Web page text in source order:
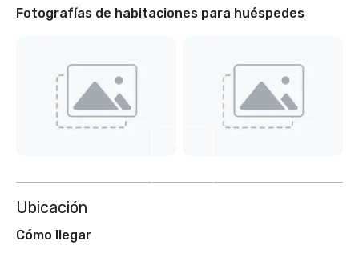
Fotografías de habitaciones para huéspedes
Ubicación
Cómo llegar